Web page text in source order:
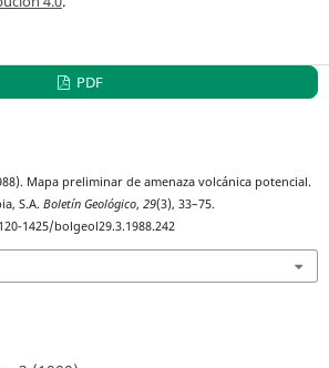
PDF
Mapa preliminar de amenaza volcánica potencial.
S.A.Boletín Geológico,29(3), 33–75.
1425/bolgeol29.3.1988.242